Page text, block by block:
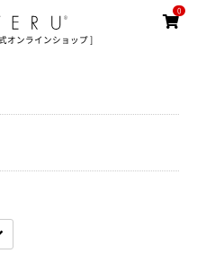
オンラインショップ ]
0